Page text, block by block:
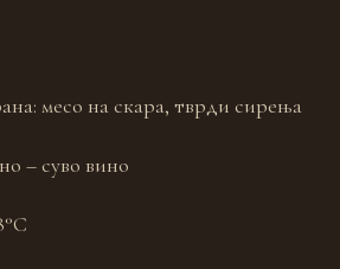
месо на скара, тврди сирења
– суво вино